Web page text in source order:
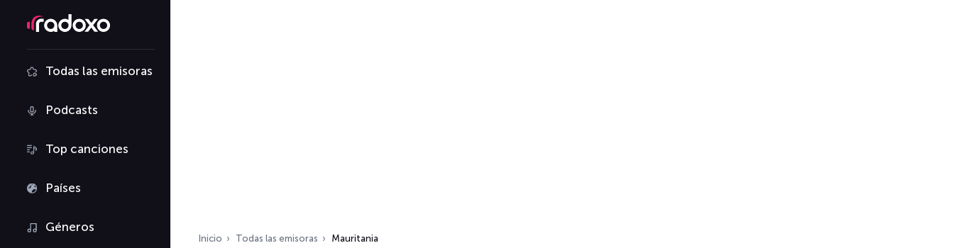
Todas las emisoras
Podcasts
Top canciones
Países
Géneros
Inicio Todas las emisoras Mauritania